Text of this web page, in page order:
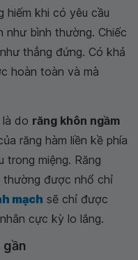
hiếm khi có yêu cầu
như bình thường. Chiếc
thẳng đứng. Có khả
hoàn toàn và mà
do răng khôn ngầm
răng hàm liền kề phía
miệng. Răng
thường được nhổ chỉ
mạch sẽ chỉ được
cực kỳ lo lắng.
gần